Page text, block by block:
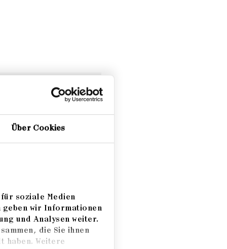
Über Cookies
soziale Medien
geben wir Informationen
und Analysen weiter.
die Sie ihnen
haben. Weitere